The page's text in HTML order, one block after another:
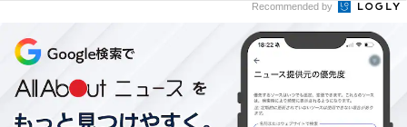
Recommended by